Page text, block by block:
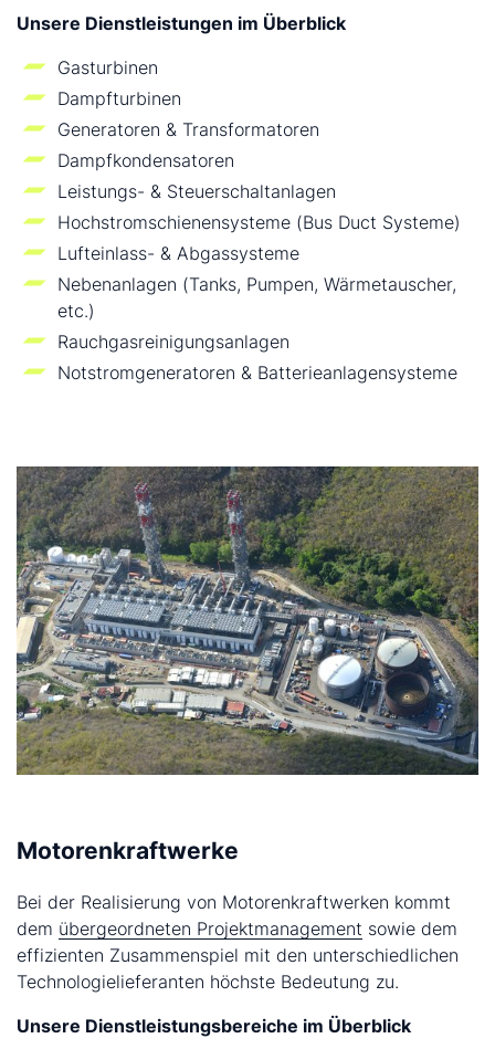
Unsere Dienstleistungen im Überblick
Gasturbinen
Dampfturbinen
Generatoren & Transformatoren
Dampfkondensatoren
Leistungs- & Steuerschaltanlagen
Hochstromschienensysteme (Bus Duct Systeme)
Lufteinlass- & Abgassysteme
Nebenanlagen (Tanks, Pumpen, Wärmetauscher,
etc.)
Rauchgasreinigungsanlagen
Notstromgeneratoren & Batterieanlagensysteme
Motorenkraftwerke
Bei der Realisierung von Motorenkraftwerken kommt
dem übergeordneten Projektmanagement sowie dem
effizienten Zusammenspiel mit den unterschiedlichen
Technologielieferanten höchste Bedeutung zu.
Unsere Dienstleistungsbereiche im Überblick